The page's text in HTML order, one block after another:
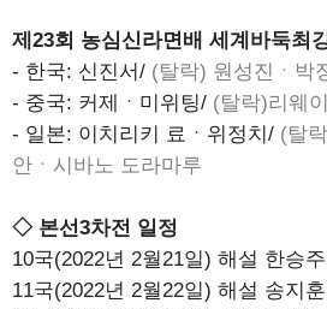
제23회 농심신라면배 세계바둑최
- 한국: 신진서/ (탈락) 원성진ㆍ박
- 중국: 커제ㆍ미위팅/ (탈락)리웨
- 일본: 이치리키 료ㆍ위정치/ (탈
안ㆍ시바노 도라마루
◇ 본선3차전 일정
10국(2022년 2월21일) 해설 한승
11국(2022년 2월22일) 해설 송지